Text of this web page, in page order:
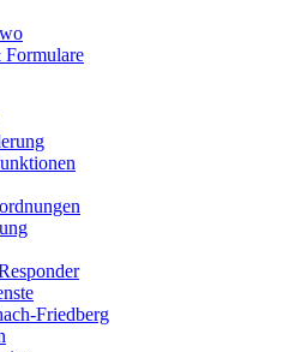
Formulare
Friedberg